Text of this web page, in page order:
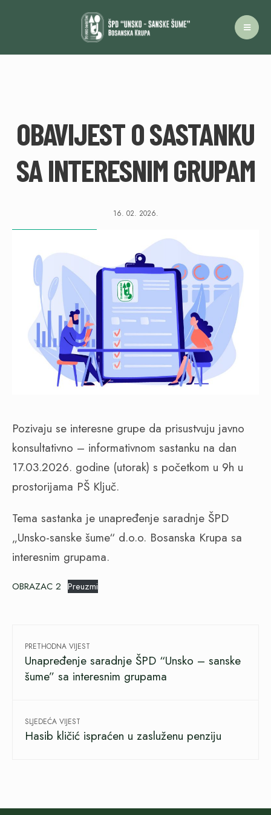
OBAVIJEST O SASTANKU
SA INTERESNIM GRUPAM
16. 02. 2026.
Pozivaju se interesne grupe da prisustvuju javno
konsultativno – informativnom sastanku na dan
17.03.2026. godine (utorak) s početkom u 9h u
prostorijama PŠ Ključ.
Tema sastanka je unapređenje saradnje ŠPD
„Unsko-sanske šume“ d.o.o. Bosanska Krupa sa
interesnim grupama.
OBRAZAC 2 Preuzmi
PRETHODNA VIJEST
Unapređenje saradnje ŠPD “Unsko – sanske
šume” sa interesnim grupama
SLJEDEĆA VIJEST
Hasib kličić ispraćen u zasluženu penziju